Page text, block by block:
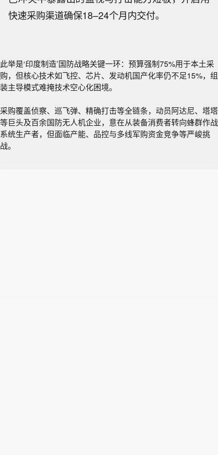
快速采购渠道确保18–24个月内交付。
此举是‘印度制造’国防战略关键一环：预算强制75%用于本土采
购，但核心技术如飞控、芯片、发动机国产化率仍不足15%，组
装主导模式难掩技术空心化困境。
采购覆盖侦察、巡飞弹、精确打击等全链条，动员阿达尼、塔塔
等巨头及百余国防无人机企业，意在从装备消费者转向蜂群作战
系统生产者，但面临产能、品控与多线军购资金竞争等严峻挑
战。